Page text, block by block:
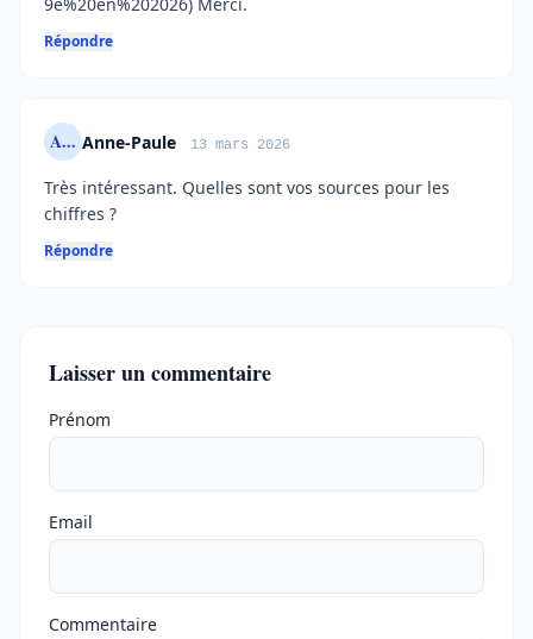
9e%20en%202026) Merci.
Répondre
A... Anne-Paule 13 mars 2026
Très intéressant. Quelles sont vos sources pour les
chiffres ?
Répondre
Laisser un commentaire
Ne pas remplir
Prénom
Email
Commentaire